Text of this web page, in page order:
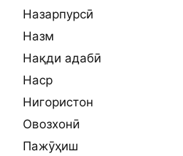
Назарпурсӣ
Назм
Нақди адабӣ
Наср
Нигористон
Овозхонӣ
Пажӯҳиш